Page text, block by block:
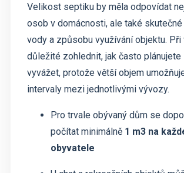
Velikost septiku by měla odpovídat
osob v domácnosti, ale také
vody a způsobu využívání objektu. Při
důležité zohlednit, jak často
vyvážet, protože větší objem
intervaly mezi jednotlivými vývozy.
Pro trvale obývaný dům se
počítat minimálně 1 m3 na
obyvatele